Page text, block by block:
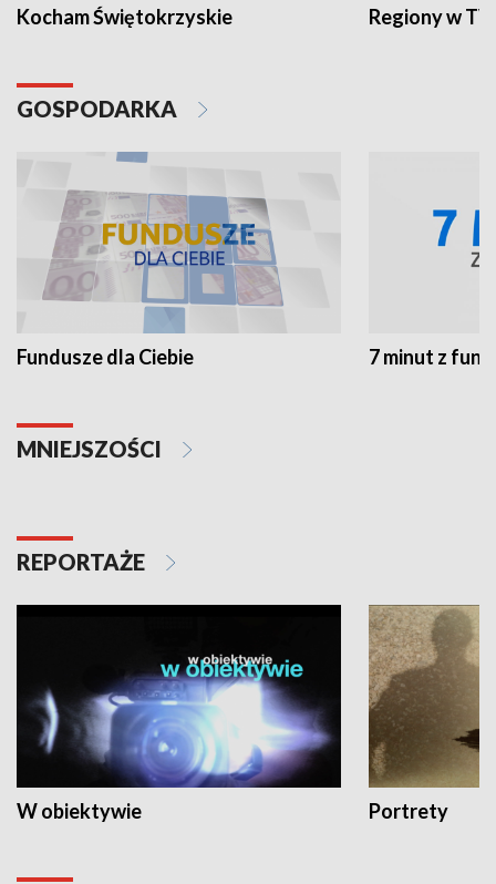
Kocham Świętokrzyskie Regiony w
GOSPODARKA
Fundusze dla Ciebie 7 minut z
MNIEJSZOŚCI
REPORTAŻE
W obiektywie Portrety